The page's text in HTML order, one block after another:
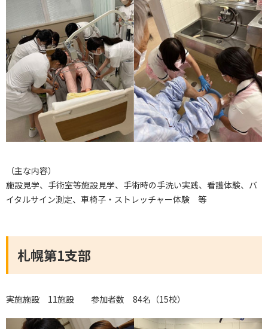
（主な内容）
施設見学、手術室等施設見学、手術時の手洗い実践、看護体験、バ
イタルサイン測定、車椅子・ストレッチャー体験 等
札幌第1支部
実施施設 11施設 参加者数 84名（15校）